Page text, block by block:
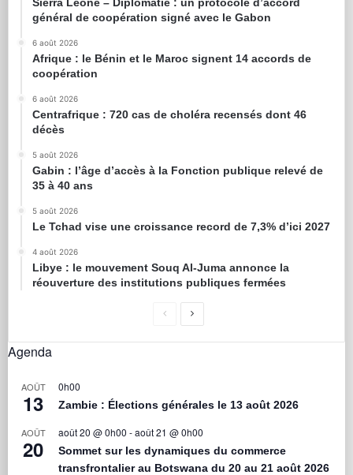
général de coopération signé avec le Gabon
6 août 2026
Afrique : le Bénin et le Maroc signent 14 accords de
coopération
6 août 2026
Centrafrique : 720 cas de choléra recensés dont 46
décès
5 août 2026
Gabin : l’âge d’accès à la Fonction publique relevé de
35 à 40 ans
5 août 2026
Le Tchad vise une croissance record de 7,3% d’ici 2027
4 août 2026
Libye : le mouvement Souq Al-Juma annonce la
réouverture des institutions publiques fermées
Agenda
AOÛT
13
0h00
Zambie : Élections générales le 13 août 2026
AOÛT
20
août 20 @ 0h00 -août 21 @ 0h00
Sommet sur les dynamiques du commerce
transfrontalier au Botswana du 20 au 21 août 2026